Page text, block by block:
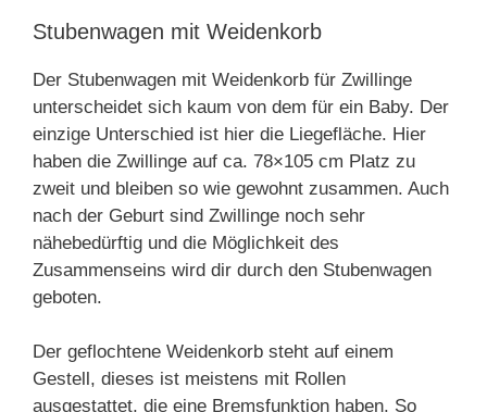
Stubenwagen mit Weidenkorb
Der Stubenwagen mit Weidenkorb für Zwillinge
unterscheidet sich kaum von dem für ein Baby. Der
einzige Unterschied ist hier die Liegefläche. Hier
haben die Zwillinge auf ca. 78×105 cm Platz zu
zweit und bleiben so wie gewohnt zusammen. Auch
nach der Geburt sind Zwillinge noch sehr
nähebedürftig und die Möglichkeit des
Zusammenseins wird dir durch den Stubenwagen
geboten.
Der geflochtene Weidenkorb steht auf einem
Gestell, dieses ist meistens mit Rollen
ausgestattet, die eine Bremsfunktion haben. So